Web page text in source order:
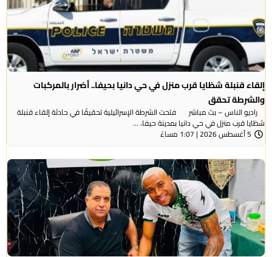
إلقاء قنبلة شظايا قرب منزل في حي دانيا بحيفا.. أضرار بالمركبات
والشرطة تحقق
راديو الناس – بث مباشر فتحت الشرطة الإسرائيلية تحقيقًا في حادثة إلقاء قنبلة
شظايا قرب منزل في حي دانيا بمدينة حيفا، ...
5 أغسطس 2026 | 1:07 مساءً